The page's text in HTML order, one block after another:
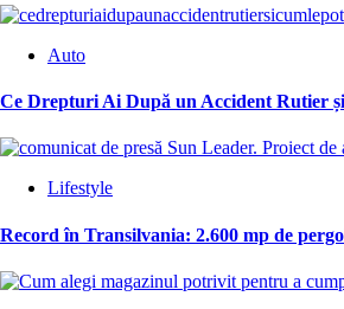
Auto
Ce Drepturi Ai După un Accident Rutier
Lifestyle
Record în Transilvania: 2.600 mp de